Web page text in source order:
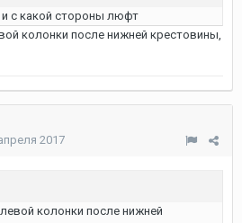
с какой стороны люфт
колонки после нижней крестовины,
2017
колонки после нижней